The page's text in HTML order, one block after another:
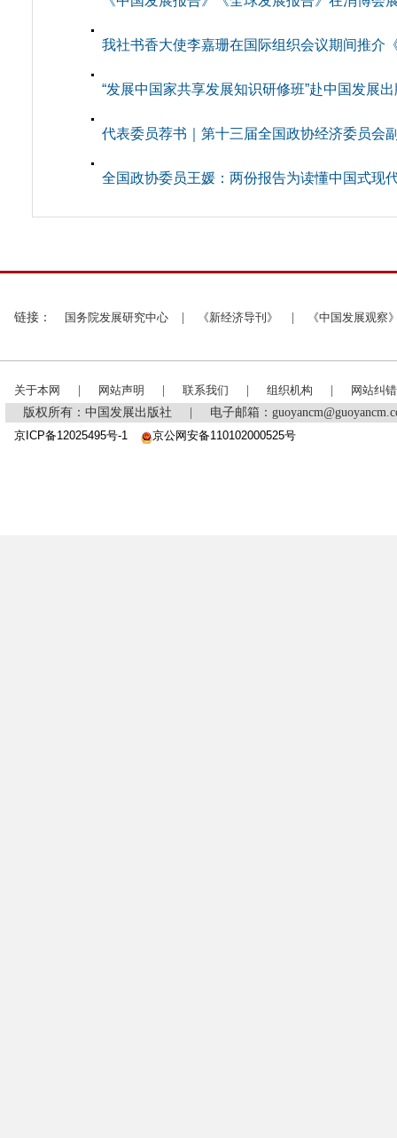
我社书香大使李嘉珊在国际组织会议期间推介
“发展中国家共享发展知识研修班”赴中国发展
代表委员荐书｜第十三届全国政协经济委员会
全国政协委员王媛：两份报告为读懂中国式现
链接： 国务院发展研究中心 《新经济导刊》 《中国发展观察
关于本网 网站声明 联系我们 组织机构
网站纠错
版权所有：中国发展出版社
电子邮箱：
京ICP备12025495号-1
京公网安备110102000525号